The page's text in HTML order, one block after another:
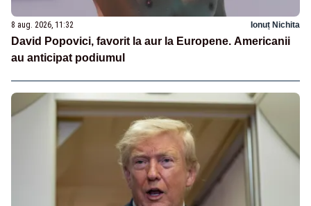
8 aug. 2026, 11:32 Ionuț Nichita
David Popovici, favorit la aur la Europene. Americanii
au anticipat podiumul